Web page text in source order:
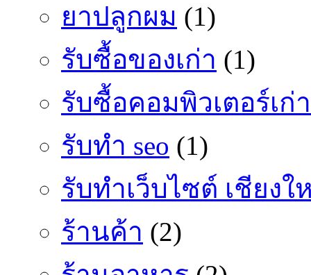
ยาปลูกผม (1)
รับซื้อของเก่า (1)
รับซื้อคอมพิวเตอร์เก่า
รับทำ seo (1)
รับทำเว็บไซต์ เชียงใ
ร้านค้า (2)